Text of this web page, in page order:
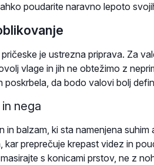
poudarite naravno lepoto
je ustrezna priprava. Za
vlage in jih ne obtežimo z
poskrbela, da bodo valovi bolj
nega
in balzam, ki sta namenjena
kar preprečuje krepast videz in
s konicami prstov, ne z